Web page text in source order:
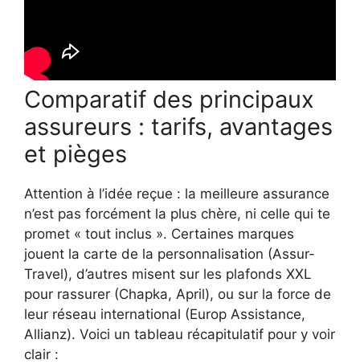
Comparatif des principaux
assureurs : tarifs, avantages
et pièges
Attention à l’idée reçue : la meilleure assurance
n’est pas forcément la plus chère, ni celle qui te
promet « tout inclus ». Certaines marques
jouent la carte de la personnalisation (Assur-
Travel), d’autres misent sur les plafonds XXL
pour rassurer (Chapka, April), ou sur la force de
leur réseau international (Europ Assistance,
Allianz). Voici un tableau récapitulatif pour y voir
clair :